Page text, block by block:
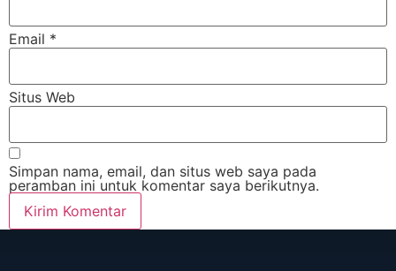
Email *
Situs Web
Simpan nama, email, dan situs web saya pada
peramban ini untuk komentar saya berikutnya.